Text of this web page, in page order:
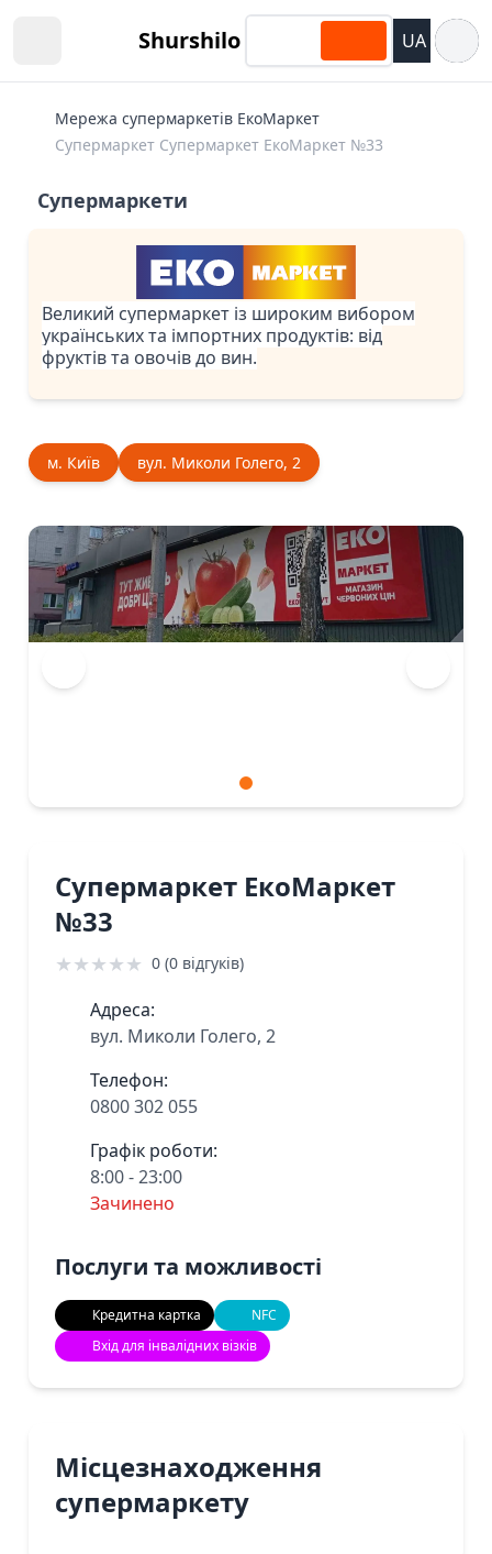
Shurshilo UA
Мережа супермаркетів ЕкоМаркет
Супермаркет Супермаркет ЕкоМаркет №33
Супермаркети
Великий супермаркет із широким вибором
українських та імпортних продуктів: від
фруктів та овочів до вин.
м. Київ вул. Миколи Голего, 2
Супермаркет ЕкоМаркет
№33
★★★★★ 0 (0 відгуків)
Адреса:
вул. Миколи Голего, 2
Телефон:
0800 302 055
Графік роботи:
8:00 - 23:00
Зачинено
Послуги та можливості
Кредитна картка
NFC
Вхід для інвалідних візків
Місцезнаходження
супермаркету